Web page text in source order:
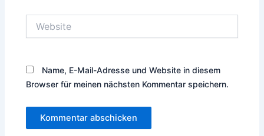
Name, E-Mail-Adresse und Website in diesem
Browser für meinen nächsten Kommentar speichern.